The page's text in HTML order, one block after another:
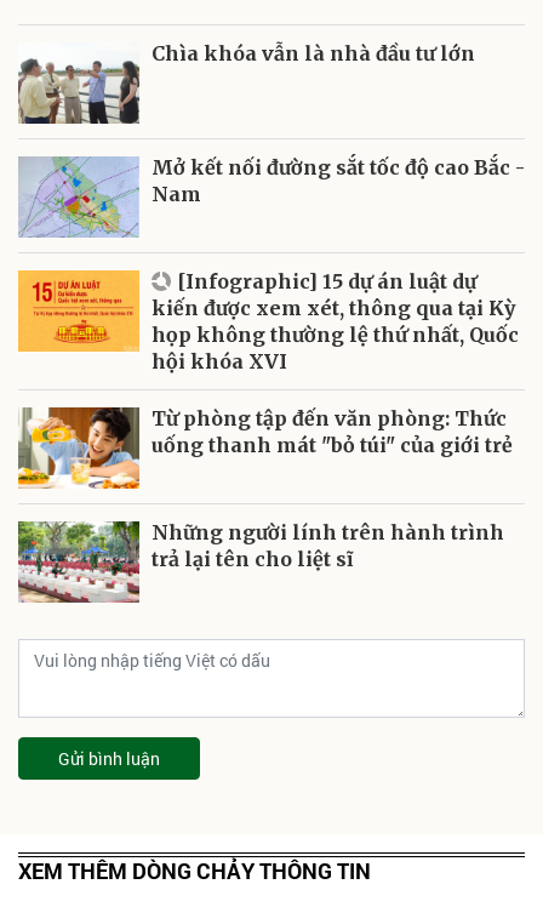
Chìa khóa vẫn là nhà đầu tư lớn
Mở kết nối đường sắt tốc độ cao Bắc -
Nam
[Infographic] 15 dự án luật dự
kiến được xem xét, thông qua tại Kỳ
họp không thường lệ thứ nhất, Quốc
hội khóa XVI
Từ phòng tập đến văn phòng: Thức
uống thanh mát "bỏ túi" của giới trẻ
Những người lính trên hành trình
trả lại tên cho liệt sĩ
Gửi bình luận
XEM THÊM DÒNG CHẢY THÔNG TIN